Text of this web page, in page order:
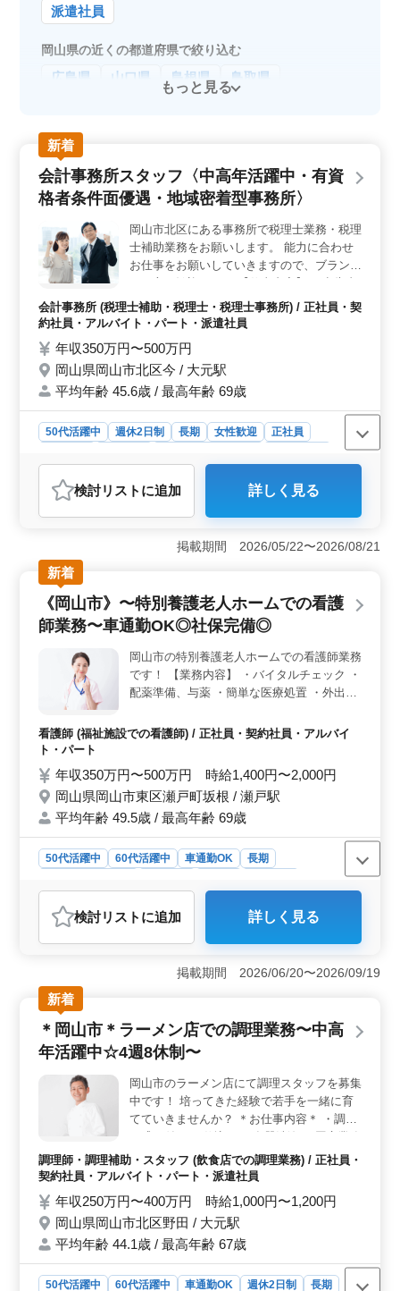
派遣社員
岡山県の近くの都道府県で絞り込む
広島県 山口県 島根県 鳥取県
もっと見る
新着
会計事務所スタッフ〈中高年活躍中・有資
格者条件面優遇・地域密着型事務所〉
岡山市北区にある事務所で税理士業務・税理
士補助業務をお願いします。 能力に合わせ
お仕事をお願いしていきますので、ブランク
の作成 ・記帳代行 ・決算書の作成 ・巡回監
査 ・税務に関係する仕事全般 ・経営アドバ
あり ☆50代以上のベテラン経験者・シニア
世代大歓迎の企業です。是非ご応募下さい。
会計事務所 (税理士補助・税理士・税理士事務所) / 正社員・契
約社員・アルバイト・パート・派遣社員
年収350万円〜500万円
岡山県岡山市北区今 / 大元駅
平均年齢 45.6歳 / 最高年齢 69歳
50代活躍中 週休2日制 長期 女性歓迎
正社員
おすすめポイント
＜地域密着型事務所・中高年活躍中＞ 岡山市北区に位
置する当事務所は、地域の方々に信頼される地域密着型
り、ベテランの方も安心して長く働ける環境が整ってい
ます。 ＜有資格者条件面優遇・ブランクある方も歓
迎＞ 税理士資格保有者や日商簿記2級以上の資格をお持
ちの方は、条件面で優遇されます。また、ブランクがあ
る方も歓迎しており、能力に合わせてお仕事をお願いし
ていますので、安心して応募ください。 ＜無料駐車
場あり・経営アドバイス業務も＞ 当事務所は無料駐車
場を完備しており、通勤も便利です。また、経営アドバ
イス業務も行っており、顧客へのサポートが充実してい
ます。地域の経済活動に貢献しながら、自身のスキルを
検討リスト に追加 詳しく見る
掲載期間 2026/05/22〜2026/08/21
新着
《岡山市》〜特別養護老人ホームでの看護
師業務〜車通勤OK◎社保完備◎
岡山市の特別養護老人ホームでの看護師業務
です！ 【業務内容】 ・バイタルチェック ・
配薬準備、与薬 ・簡単な医療処置 ・外出の
・食事、排泄補助 ・入浴の介助 ・ベッドメ
予防、蔓延の防止 ・吸引、呼吸器ケア ・レ
クリエーションの補助 ＊中高年活躍中 ＊車
通勤OK ＊社会保険完備 ＊経験者優遇 若い
スタッフが経験者の力を必要としています！
ぜひ今までの経験を活かして頂ける方のご応
募お待ちしております。
看護師 (福祉施設での看護師) / 正社員・契約社員・アルバイ
ト・パート
年収350万円〜500万円 時給1,400円〜2,000円
岡山県岡山市東区瀬戸町坂根 / 瀬戸駅
平均年齢 49.5歳 / 最高年齢 69歳
50代活躍中 60代活躍中 車通勤OK
長期
おすすめポイント
＜福利厚生の充実＞ 社会保険完備で、長期にわたって
安心して働けます。また、通勤手当の実費支給があり、
車通勤が可能で、通勤も万里です。 ＜働きやすい環
境＞ 年間休日は118日あり、残業が少なめでプライベー
トの時間を大切にできます。 ＜経験を活かせる職場
＞ 看護師実務経験5年以上という経験者を募集します。
これまでのスキルや知識を活かして、存分に活躍できる
検討リスト に追加 詳しく見る
掲載期間 2026/06/20〜2026/09/19
新着
＊岡山市＊ラーメン店での調理業務〜中高
年活躍中☆4週8休制〜
岡山市のラーメン店にて調理スタッフを募集
中です！ 培ってきた経験で若手を一緒に育
てていきませんか？ ＊お仕事内容＊ ・調理
・店内清掃 ・調理補助 ＊ポイント＊ ・4週8
休制 ・社会保険完備 ・勤務時間応相談 ・50
能 ＼まずはお気軽にお問い合わせください
／
調理師・調理補助・スタッフ (飲食店での調理業務) / 正社員・
契約社員・アルバイト・パート・派遣社員
年収250万円〜400万円 時給1,000円〜1,200円
岡山県岡山市北区野田 / 大元駅
平均年齢 44.1歳 / 最高年齢 67歳
50代活躍中 60代活躍中 車通勤OK 週休2日制
長期